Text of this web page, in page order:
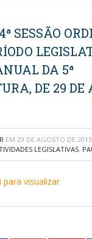
SESSÃO
DA 5ª
DE 29 DE
EM 29 DE AGOSTO DE 2013
LEGISLATIVAS,
para visualizar